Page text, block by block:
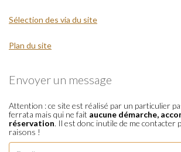
Sélection des via du site
Plan du site
Envoyer un message
Attention : ce site est réalisé par un particulier
ferrata mais qui ne fait aucune démarche,
réservation. Il est donc inutile de me contacter
raisons !